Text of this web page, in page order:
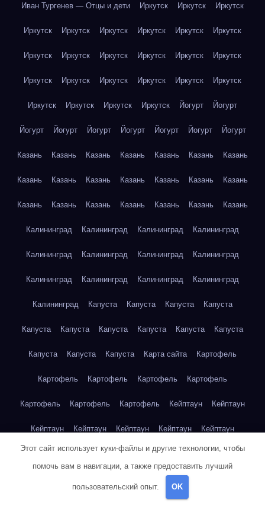
Иван Тургенев — Отцы и дети Иркутск Иркутск Иркутск
Иркутск Иркутск Иркутск Иркутск Иркутск Иркутск
Иркутск Иркутск Иркутск Иркутск Иркутск Иркутск
Иркутск Иркутск Иркутск Иркутск Иркутск Иркутск
Иркутск Иркутск Иркутск Иркутск Йогурт Йогурт
Йогурт Йогурт Йогурт Йогурт Йогурт Йогурт Йогурт
Казань Казань Казань Казань Казань Казань Казань
Казань Казань Казань Казань Казань Казань Казань
Казань Казань Казань Казань Казань Казань Казань
Калининград Калининград Калининград Калининград
Калининград Калининград Калининград Калининград
Калининград Калининград Калининград Калининград
Калининград Капуста Капуста Капуста Капуста
Капуста Капуста Капуста Капуста Капуста Капуста
Капуста Капуста Капуста Карта сайта Картофель
Картофель Картофель Картофель Картофель
Картофель Картофель Картофель Кейптаун Кейптаун
Кейптаун Кейптаун Кейптаун Кейптаун Кейптаун
Кейптаун Кейптаун Кейптаун Кейптаун Кейптаун
Кейптаун
Этот сайт использует куки-файлы и другие технологии, чтобы
помочь вам в навигации, а также предоставить лучший
пользовательский опыт. OK